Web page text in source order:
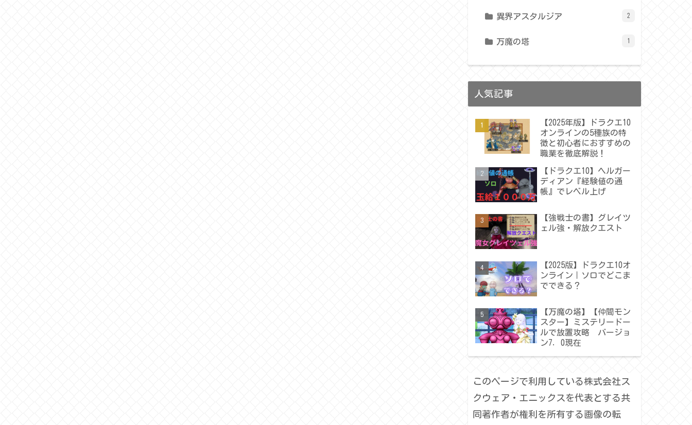
異界アスタルジア 2
万魔の塔 1
人気記事
【2025年版】ドラクエ10
オンラインの5種族の特
徴と初心者におすすめの
職業を徹底解説！
【ドラクエ10】ヘルガー
ディアン『経験値の通
帳』でレベル上げ
【強戦士の書】グレイツ
ェル強・解放クエスト
【2025版】ドラクエ10オ
ンライン｜ソロでどこま
でできる？
【万魔の塔】【仲間モン
スター】ミステリードー
ルで放置攻略 バージョ
ン7．0現在
このページで利用している株式会社ス
クウェア・エニックスを代表とする共
同著作者が権利を所有する画像の転